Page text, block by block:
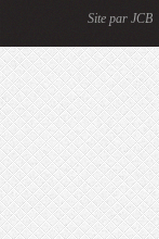
Site par JCB